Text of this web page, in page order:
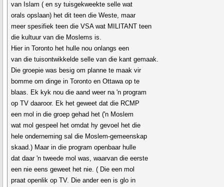
van Islam ( en sy tuisgekweekte selle wat
orals opslaan) het dit teen die Weste, maar
meer spesifiek teen die VSA wat MILITANT teen
die kultuur van die Moslems is.
Hier in Toronto het hulle nou onlangs een
van die tuisontwikkelde selle van die kant gemaak.
Die groepie was besig om planne te maak vir
bomme om dinge in Toronto en Ottawa op te
blaas. Ek kyk nou die aand weer na 'n program
op TV daaroor. Ek het geweet dat die RCMP
een mol in die groep gehad het ('n Moslem
wat mol gespeel het omdat hy gevoel het die
hele onderneming sal die Moslem-gemeenskap
skaad.) Maar in die program openbaar hulle
dat daar 'n tweede mol was, waarvan die eerste
een nie eens geweet het nie. ( Die een mol
praat openlik op TV. Die ander een is glo in